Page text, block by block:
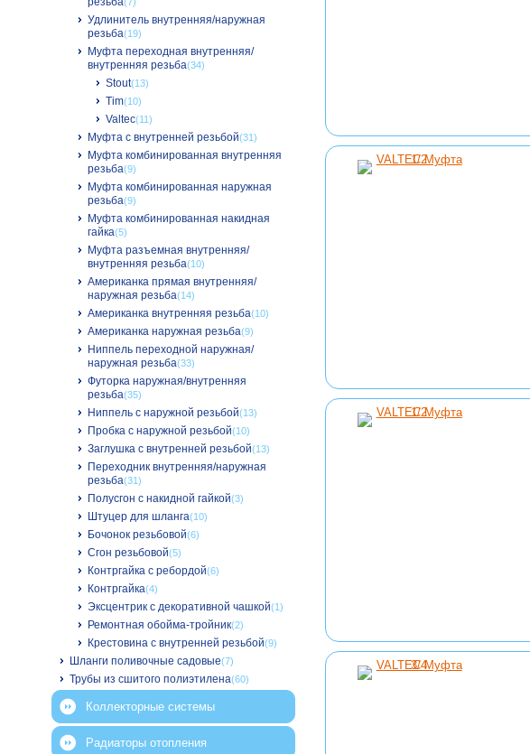
Удлинитель внутренняя/наружная
резьба(19)
Муфта переходная внутренняя/
внутренняя резьба(34)
Stout(13)
Tim(10)
Valtec(11)
Муфта с внутренней резьбой(31)
Муфта комбинированная внутренняя
резьба(9)
Муфта комбинированная наружная
резьба(9)
Муфта комбинированная накидная
гайка(5)
Муфта разъемная внутренняя/
внутренняя резьба(10)
Американка прямая внутренняя/
наружная резьба(14)
Американка внутренняя резьба(10)
Американка наружная резьба(9)
Ниппель переходной наружная/
наружная резьба(33)
Футорка наружная/внутренняя
резьба(35)
Ниппель с наружной резьбой(13)
Пробка с наружной резьбой(10)
Заглушка с внутренней резьбой(13)
Переходник внутренняя/наружная
резьба(31)
Полусгон с накидной гайкой(3)
Штуцер для шланга(10)
Бочонок резьбовой(6)
Сгон резьбовой(5)
Контргайка с ребордой(6)
Контргайка(4)
Эксцентрик с декоративной чашкой(1)
Ремонтная обойма-тройник(2)
Крестовина с внутренней резьбой(9)
Шланги поливочные садовые(7)
Трубы из сшитого полиэтилена(60)
Коллекторные системы
Радиаторы отопления